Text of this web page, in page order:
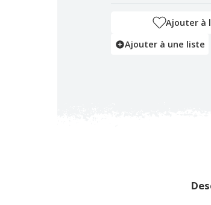
Ajouter à
Ajouter à une liste